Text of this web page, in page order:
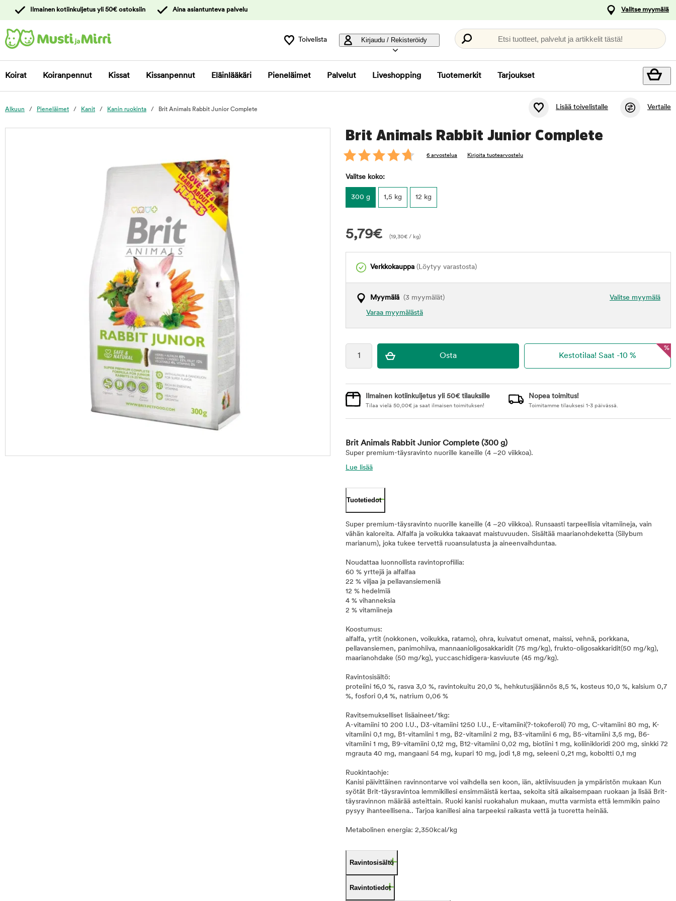
asiakaspalveluun
Ilmainen kotiinkuljetus yli 50€ ostoksiin Aina asiantunteva palvelu Valitse myymälä
Toivelista Kirjaudu / Rekisteröidy Etsi tuotteet, palvelut ja artikkelit tästä!
Koirat Koiranpennut Kissat Kissanpennut Eläinlääkäri Pieneläimet Palvelut Liveshopping Tuotemerkit Tarjoukset
Alkuun Pieneläimet Kanit Kanin ruokinta Brit Animals Rabbit Junior Complete Lisää toivelistalle Vertaile
Brit Animals Rabbit Junior Complete
6 arvostelua Kirjoita tuotearvostelu
Valitse koko:
300 g 1,5 kg 12 kg
5,79€ (19,30€ / kg)
Verkkokauppa (Löytyy varastosta)
Valitse myymälä
Myymälä (3 myymälät)
Varaa myymälästä
%
Ilmainen kotiinkuljetus yli 50€ tilauksille
Tilaa vielä 50,00€ ja saat ilmaisen toimituksen!
Nopea toimitus!
Toimitamme tilauksesi 1-3 päivässä.
Brit Animals Rabbit Junior Complete (300 g)
Super premium-täysravinto nuorille kaneille (4 –20 viikkoa).
Lue lisää
Tuotetiedot
Super premium-täysravinto nuorille kaneille (4 –20 viikkoa). Runsaasti tarpeellisia vitamiineja, vain
vähän kaloreita. Alfalfa ja voikukka takaavat maistuvuuden. Sisältää maarianohdeketta (Silybum
marianum), joka tukee tervettä ruoansulatusta ja aineenvaihduntaa.
Noudattaa luonnollista ravintoprofiilia:
60 % yrttejä ja alfalfaa
22 % viljaa ja pellavansiemeniä
12 % hedelmiä
4 % vihanneksia
2 % vitamiineja
Koostumus:
alfalfa, yrtit (nokkonen, voikukka, ratamo), ohra, kuivatut omenat, maissi, vehnä, porkkana,
pellavansiemen, panimohiiva, mannaanioligosakkaridit (75 mg/kg), frukto-oligosakkaridit(50 mg/kg),
maarianohdake (50 mg/kg), yuccaschidigera-kasviuute (45 mg/kg).
Ravintosisältö:
proteiini 16,0 %, rasva 3,0 %, ravintokuitu 20,0 %, hehkutusjäännös 8,5 %, kosteus 10,0 %, kalsium 0,7
%, fosfori 0,4 %, natrium 0,06 %
Ravitsemukselliset lisäaineet/1kg:
A-vitamiini 10 200 I.U., D3-vitamiini 1250 I.U., E-vitamiini(?-tokoferoli) 70 mg, C-vitamiini 80 mg, K-
vitamiini 0,1 mg, B1-vitamiini 1 mg, B2-vitamiini 2 mg, B3-vitamiini 6 mg, B5-vitamiini 3,5 mg, B6-
vitamiini 1 mg, B9-vitamiini 0,12 mg, B12-vitamiini 0,02 mg, biotiini 1 mg, koliinikloridi 200 mg, sinkki 72
mgrauta 40 mg, mangaani 54 mg, kupari 10 mg, jodi 1,8 mg, seleeni 0,21 mg, koboltti 0,1 mg
Ruokintaohje:
Kanisi päivittäinen ravinnontarve voi vaihdella sen koon, iän, aktiivisuuden ja ympäristön mukaan Kun
syötät Brit-täysravintoa lemmikillesi ensimmäistä kertaa, sekoita sitä aikaisempaan ruokaan ja lisää Brit-
täysravinnon määrää asteittain. Ruoki kanisi ruokahalun mukaan, mutta varmista että lemmikin paino
pysyy ihanteellisena.. Tarjoa kanillesi aina tarpeeksi raikasta vettä ja tuoretta heinää.
Metabolinen energia: 2,350kcal/kg
Ravintosisältö
Ravintotiedot